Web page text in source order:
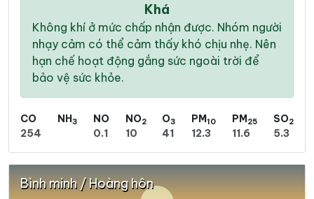
Khá
Không khí ở mức chấp nhận được. Nhóm người
nhạy cảm có thể cảm thấy khó chịu nhẹ. Nên
hạn chế hoạt động gắng sức ngoài trời để
bảo vệ sức khỏe.
CO
254
NH3
NO
0.1
NO2
10
O3
41
PM10
12.3
PM25
11.6
SO2
5.3
Bình minh / Hoàng hôn